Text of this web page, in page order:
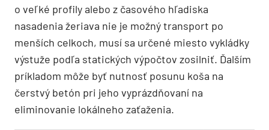
o veľké profily alebo z časového hľadiska
nasadenia žeriava nie je možný transport po
menších celkoch, musí sa určené miesto vykládky
výstuže podľa statických výpočtov zosilniť. Ďalším
príkladom môže byť nutnosť posunu koša na
čerstvý betón pri jeho vyprázdňovaní na
eliminovanie lokálneho zaťaženia.